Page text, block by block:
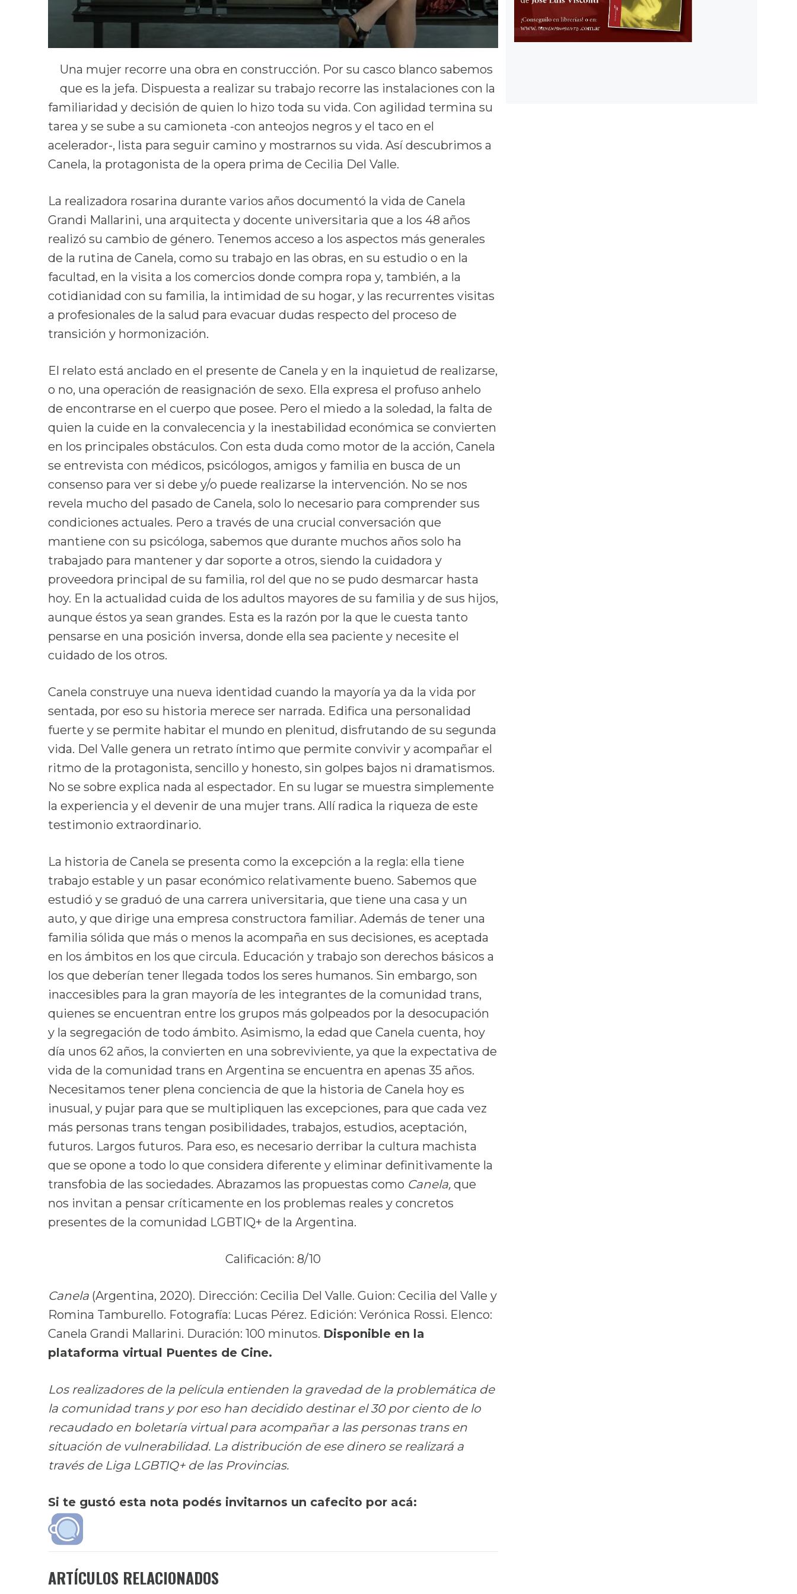
Una mujer recorre una obra en construcción. Por su casco blanco sabemos
que es la jefa. Dispuesta a realizar su trabajo recorre las instalaciones con la
familiaridad y decisión de quien lo hizo toda su vida. Con agilidad termina su
tarea y se sube a su camioneta -con anteojos negros y el taco en el
acelerador-, lista para seguir camino y mostrarnos su vida. Así descubrimos a
Canela, la protagonista de la opera prima de Cecilia Del Valle.
La realizadora rosarina durante varios años documentó la vida de Canela
Grandi Mallarini, una arquitecta y docente universitaria que a los 48 años
realizó su cambio de género. Tenemos acceso a los aspectos más generales
de la rutina de Canela, como su trabajo en las obras, en su estudio o en la
facultad, en la visita a los comercios donde compra ropa y, también, a la
cotidianidad con su familia, la intimidad de su hogar, y las recurrentes visitas
a profesionales de la salud para evacuar dudas respecto del proceso de
transición y hormonización.
El relato está anclado en el presente de Canela y en la inquietud de realizarse,
o no, una operación de reasignación de sexo. Ella expresa el profuso anhelo
de encontrarse en el cuerpo que posee. Pero el miedo a la soledad, la falta de
quien la cuide en la convalecencia y la inestabilidad económica se convierten
en los principales obstáculos. Con esta duda como motor de la acción, Canela
se entrevista con médicos, psicólogos, amigos y familia en busca de un
consenso para ver si debe y/o puede realizarse la intervención. No se nos
revela mucho del pasado de Canela, solo lo necesario para comprender sus
condiciones actuales. Pero a través de una crucial conversación que
mantiene con su psicóloga, sabemos que durante muchos años solo ha
trabajado para mantener y dar soporte a otros, siendo la cuidadora y
proveedora principal de su familia, rol del que no se pudo desmarcar hasta
hoy. En la actualidad cuida de los adultos mayores de su familia y de sus hijos,
aunque éstos ya sean grandes. Esta es la razón por la que le cuesta tanto
pensarse en una posición inversa, donde ella sea paciente y necesite el
cuidado de los otros.
Canela construye una nueva identidad cuando la mayoría ya da la vida por
sentada, por eso su historia merece ser narrada. Edifica una personalidad
fuerte y se permite habitar el mundo en plenitud, disfrutando de su segunda
vida. Del Valle genera un retrato íntimo que permite convivir y acompañar el
ritmo de la protagonista, sencillo y honesto, sin golpes bajos ni dramatismos.
No se sobre explica nada al espectador. En su lugar se muestra simplemente
la experiencia y el devenir de una mujer trans. Allí radica la riqueza de este
testimonio extraordinario.
La historia de Canela se presenta como la excepción a la regla: ella tiene
trabajo estable y un pasar económico relativamente bueno. Sabemos que
estudió y se graduó de una carrera universitaria, que tiene una casa y un
auto, y que dirige una empresa constructora familiar. Además de tener una
familia sólida que más o menos la acompaña en sus decisiones, es aceptada
en los ámbitos en los que circula. Educación y trabajo son derechos básicos a
los que deberían tener llegada todos los seres humanos. Sin embargo, son
inaccesibles para la gran mayoría de les integrantes de la comunidad trans,
quienes se encuentran entre los grupos más golpeados por la desocupación
y la segregación de todo ámbito. Asimismo, la edad que Canela cuenta, hoy
día unos 62 años, la convierten en una sobreviviente, ya que la expectativa de
vida de la comunidad trans en Argentina se encuentra en apenas 35 años.
Necesitamos tener plena conciencia de que la historia de Canela hoy es
inusual, y pujar para que se multipliquen las excepciones, para que cada vez
más personas trans tengan posibilidades, trabajos, estudios, aceptación,
futuros. Largos futuros. Para eso, es necesario derribar la cultura machista
que se opone a todo lo que considera diferente y eliminar definitivamente la
transfobia de las sociedades. Abrazamos las propuestas como Canela,que
nos invitan a pensar críticamente en los problemas reales y concretos
presentes de la comunidad LGBTIQ+ de la Argentina.
Calificación: 8/10
Canela(Argentina, 2020). Dirección: Cecilia Del Valle. Guion: Cecilia del Valle y
Romina Tamburello. Fotografía: Lucas Pérez. Edición: Verónica Rossi. Elenco:
Canela Grandi Mallarini. Duración: 100 minutos. Disponible en la
plataforma virtual Puentes de Cine.
Los realizadores de la película entienden la gravedad de la problemática de
la comunidad trans y por eso han decidido destinar el 30 por ciento de lo
recaudado en boletaría virtual para acompañar a las personas trans en
situación de vulnerabilidad. La distribución de ese dinero se realizará a
través de Liga LGBTIQ+ de las Provincias.
Si te gustó esta nota podés invitarnos un cafecito por acá:
ARTÍCULOS RELACIONADOS